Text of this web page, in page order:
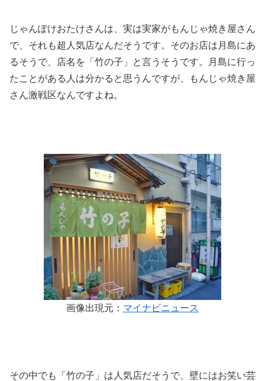
じゃんぽけおたけさんは、実は実家がもんじゃ焼き屋さん
で、それも超人気店なんだそうです。そのお店は月島にあ
るそうで、店名を「竹の子」と言うそうです。月島に行っ
たことがある人は分かると思うんですが、もんじゃ焼き屋
さん激戦区なんですよね。
画像出現元： マイナビニュース
その中でも「竹の子」は人気店だそうで、壁にはお笑い芸